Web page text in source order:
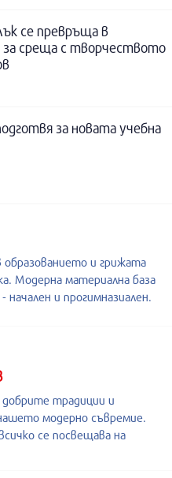
се превръща в
среща с творчеството
за новата учебна
образованието и грижата
Модерна материална база
начален и прогимназиален.
традиции и
модерно съвремие.
се посвещава на